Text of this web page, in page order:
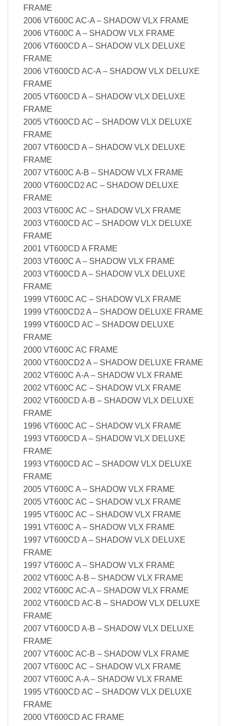
FRAME
2006 VT600C AC-A – SHADOW VLX FRAME
2006 VT600C A – SHADOW VLX FRAME
2006 VT600CD A – SHADOW VLX DELUXE
FRAME
2006 VT600CD AC-A – SHADOW VLX DELUXE
FRAME
2005 VT600CD A – SHADOW VLX DELUXE
FRAME
2005 VT600CD AC – SHADOW VLX DELUXE
FRAME
2007 VT600CD A – SHADOW VLX DELUXE
FRAME
2007 VT600C A-B – SHADOW VLX FRAME
2000 VT600CD2 AC – SHADOW DELUXE
FRAME
2003 VT600C AC – SHADOW VLX FRAME
2003 VT600CD AC – SHADOW VLX DELUXE
FRAME
2001 VT600CD A FRAME
2003 VT600C A – SHADOW VLX FRAME
2003 VT600CD A – SHADOW VLX DELUXE
FRAME
1999 VT600C AC – SHADOW VLX FRAME
1999 VT600CD2 A – SHADOW DELUXE FRAME
1999 VT600CD AC – SHADOW DELUXE
FRAME
2000 VT600C AC FRAME
2000 VT600CD2 A – SHADOW DELUXE FRAME
2002 VT600C A-A – SHADOW VLX FRAME
2002 VT600C AC – SHADOW VLX FRAME
2002 VT600CD A-B – SHADOW VLX DELUXE
FRAME
1996 VT600C AC – SHADOW VLX FRAME
1993 VT600CD A – SHADOW VLX DELUXE
FRAME
1993 VT600CD AC – SHADOW VLX DELUXE
FRAME
2005 VT600C A – SHADOW VLX FRAME
2005 VT600C AC – SHADOW VLX FRAME
1995 VT600C AC – SHADOW VLX FRAME
1991 VT600C A – SHADOW VLX FRAME
1997 VT600CD A – SHADOW VLX DELUXE
FRAME
1997 VT600C A – SHADOW VLX FRAME
2002 VT600C A-B – SHADOW VLX FRAME
2002 VT600C AC-A – SHADOW VLX FRAME
2002 VT600CD AC-B – SHADOW VLX DELUXE
FRAME
2007 VT600CD A-B – SHADOW VLX DELUXE
FRAME
2007 VT600C AC-B – SHADOW VLX FRAME
2007 VT600C AC – SHADOW VLX FRAME
2007 VT600C A-A – SHADOW VLX FRAME
1995 VT600CD AC – SHADOW VLX DELUXE
FRAME
2000 VT600CD AC FRAME